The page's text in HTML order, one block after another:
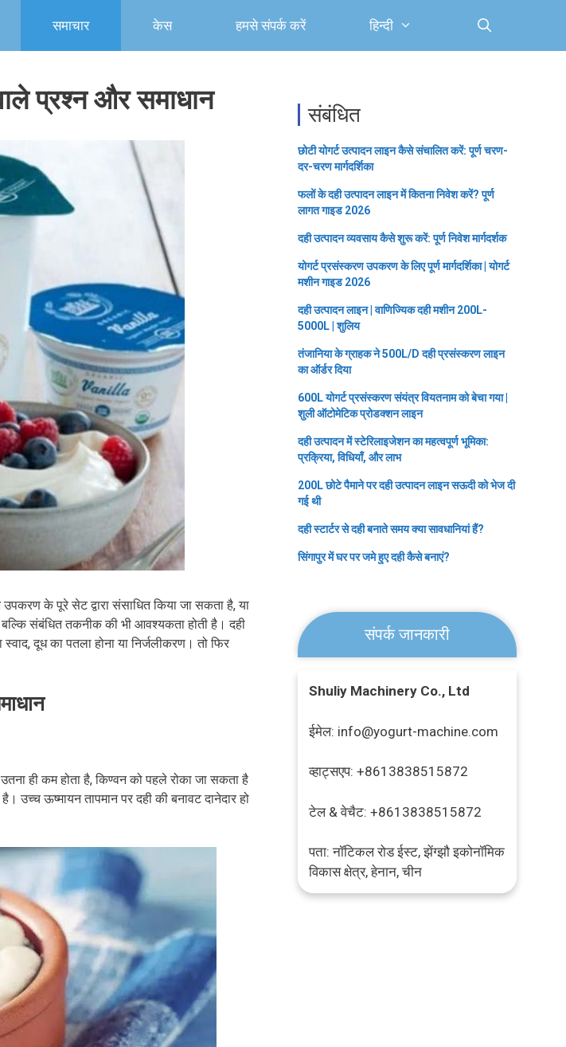
समाचार केस हमसे संपर्क करें हिन्दी
प्रश्न और समाधान
के पूरे सेट द्वारा संसाधित किया जा सकता है, या
बल्कि संबंधित तकनीक की भी आवश्यकता होती है। दही
दूध का पतला होना या निर्जलीकरण। तो फिर
ही कम होता है, किण्वन को पहले रोका जा सकता है
ऊष्मायन तापमान पर दही की बनावट दानेदार हो
संबंधित
छोटी योगर्ट उत्पादन लाइन कैसे संचालित करें: पूर्ण चरण-
दर-चरण मार्गदर्शिका
फलों के दही उत्पादन लाइन में कितना निवेश करें? पूर्ण
लागत गाइड 2026
दही उत्पादन व्यवसाय कैसे शुरू करें: पूर्ण निवेश मार्गदर्शक
योगर्ट प्रसंस्करण उपकरण के लिए पूर्ण मार्गदर्शिका | योगर्ट
मशीन गाइड 2026
दही उत्पादन लाइन | वाणिज्यिक दही मशीन 200L-
5000L | शुलिय
तंजानिया के ग्राहक ने 500L/D दही प्रसंस्करण लाइन
का ऑर्डर दिया
600L योगर्ट प्रसंस्करण संयंत्र वियतनाम को बेचा गया |
शुली ऑटोमेटिक प्रोडक्शन लाइन
दही उत्पादन में स्टेरिलाइजेशन का महत्वपूर्ण भूमिका:
प्रक्रिया, विधियाँ, और लाभ
200L छोटे पैमाने पर दही उत्पादन लाइन सऊदी को भेज दी
गई थी
दही स्टार्टर से दही बनाते समय क्या सावधानियां हैं?
सिंगापुर में घर पर जमे हुए दही कैसे बनाएं?
संपर्क जानकारी
Shuliy Machinery Co., Ltd
ईमेल: info@yogurt-machine.com
व्हाट्सएप: +8613838515872
टेल & वेचैट: +8613838515872
पता: नॉटिकल रोड ईस्ट, झेंग्झौ इकोनॉमिक
विकास क्षेत्र, हेनान, चीन